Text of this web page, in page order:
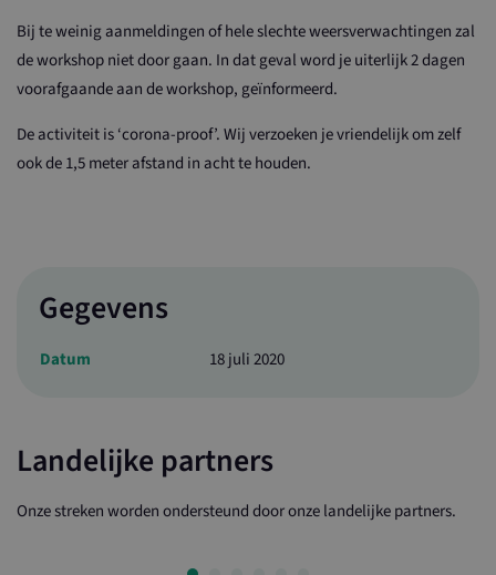
Bij te weinig aanmeldingen of hele slechte weersverwachtingen zal
de workshop niet door gaan. In dat geval word je uiterlijk 2 dagen
voorafgaande aan de workshop, geïnformeerd.
De activiteit is ‘corona-proof’. Wij verzoeken je vriendelijk om zelf
ook de 1,5 meter afstand in acht te houden.
Gegevens
Datum 18 juli 2020
Landelijke partners
Onze streken worden ondersteund door onze landelijke partners.